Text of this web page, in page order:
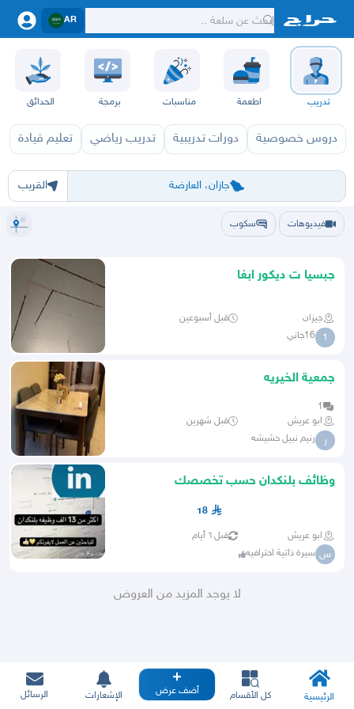
AR
تدريب اطعمة مناسبات برمجة الحدائق
دروس خصوصية دورات تدريبية تدريب رياضي تعليم قيادة
جازان، العارضة
الرياض ينبعحفر الباطن أبها عسير الباحة
القريب
فيديوهات سكوب
چبسيا ت ديكور ابغا
جيزان قبل أسبوعين
1 16جاني
جمعية الخيريه
1
ابو عريش
قبل شهرين
ر رنيم نبيل حشيشه
وظائف بلنكدان حسب تخصصك
18
ابو عريش قبل ٦ أيام
س سيرة ذاتية احترافيه
لا يوجد المزيد من العروض
الرئيسية كل الأقسام أضف عرض الإشعارات الرسائل